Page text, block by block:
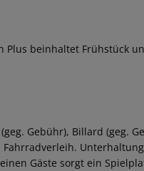
Plus beinhaltet Frühstück
Gebühr), Billard (geg.
Gäste sorgt ein